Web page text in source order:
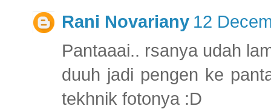
Rani Novariany 12
Pantaaai.. rsanya udah
duuh jadi pengen ke
tekhnik fotonya :D